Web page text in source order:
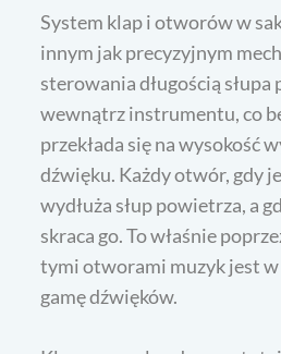
System klap i otworów w
innym jak precyzyjnym
sterowania długością słupa
wewnątrz instrumentu, co
przekłada się na wysokość
dźwięku. Każdy otwór, gdy
wydłuża słup powietrza, a
skraca go. To właśnie
tymi otworami muzyk jest w
gamę dźwięków.